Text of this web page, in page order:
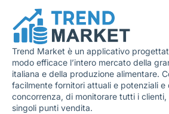
Trend Market è un applicativo
modo efficace l’intero mercato della
italiana e della produzione alimentare.
facilmente fornitori attuali e potenziali e
concorrenza, di monitorare tutti i
singoli punti vendita.